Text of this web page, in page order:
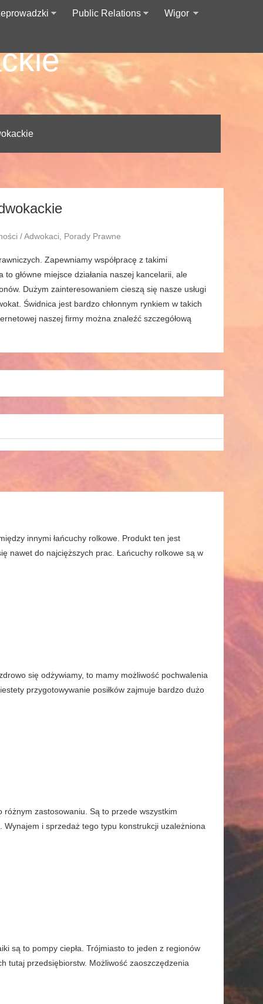
Public Relations Wigor
/ Adwokaci, Porady Prawne
Zapewniamy współpracę z takimi
główne miejsce działania naszej kancelarii, ale
Dużym zainteresowaniem cieszą się nasze usługi
Świdnica jest bardzo chłonnym rynkiem w takich
naszej firmy można znaleźć szczegółową
innymi łańcuchy rolkowe. Produkt ten jest
nawet do najcięższych prac. Łańcuchy rolkowe są w
się odżywiamy, to mamy możliwość pochwalenia
przygotowywanie posiłków zajmuje bardzo dużo
zastosowaniu. Są to przede wszystkim
i sprzedaż tego typu konstrukcji uzależniona
są to pompy ciepła. Trójmiasto to jeden z regionów
tutaj przedsiębiorstw. Możliwość zaoszczędzenia